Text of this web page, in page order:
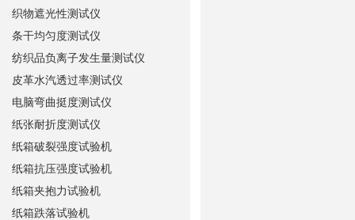
织物遮光性测试仪
条干均匀度测试仪
纺织品负离子发生量测试仪
皮革水汽透过率测试仪
电脑弯曲挺度测试仪
纸张耐折度测试仪
纸箱破裂强度试验机
纸箱抗压强度试验机
纸箱夹抱力试验机
纸箱跌落试验机